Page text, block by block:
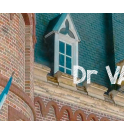
Dr